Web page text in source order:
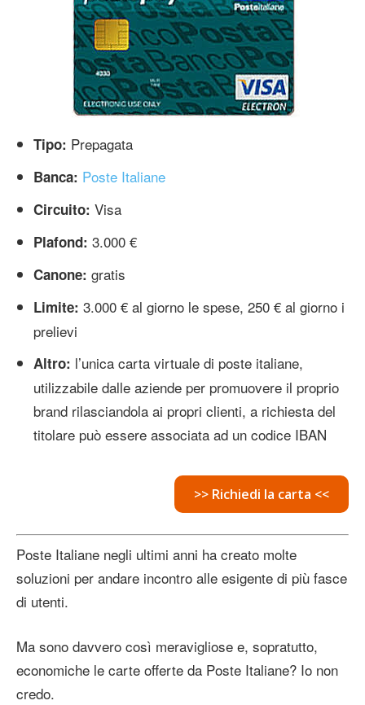
Tipo: Prepagata
Banca: Poste Italiane
Circuito: Visa
Plafond: 3.000 €
Canone: gratis
Limite: 3.000 € al giorno le spese, 250 € al giorno i
prelievi
Altro: l’unica carta virtuale di poste italiane,
utilizzabile dalle aziende per promuovere il proprio
brand rilasciandola ai propri clienti, a richiesta del
titolare può essere associata ad un codice IBAN
>> Richiedi la carta <<
Poste Italiane negli ultimi anni ha creato molte
soluzioni per andare incontro alle esigente di più fasce
di utenti.
Ma sono davvero così meravigliose e, sopratutto,
economiche le carte offerte da Poste Italiane? Io non
credo.